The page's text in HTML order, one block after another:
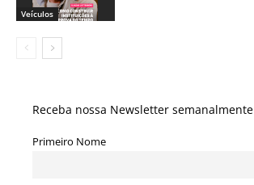
Veículos
Receba nossa Newsletter semanalmente
Primeiro Nome